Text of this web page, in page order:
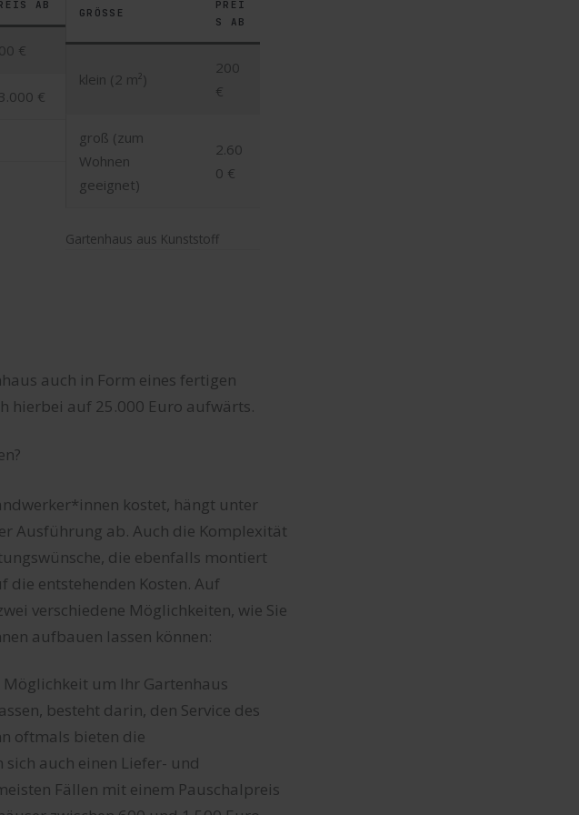
AB
€
€
GRÖSSE
PREI
S AB
klein (2 m²)
200
€
groß (zum
Wohnen
geeignet)
2.60
0 €
Gartenhaus aus Kunststoff
auch in Form eines fertigen
hierbei auf 25.000 Euro aufwärts.
kostet, hängt unter
Ausführung ab. Auch die Komplexität
die ebenfalls montiert
die entstehenden Kosten. Auf
verschiedene Möglichkeiten, wie Sie
aufbauen lassen können:
Möglichkeit um Ihr Gartenhaus
besteht darin, den Service des
oftmals bieten die
auch einen Liefer- und
Fällen mit einem Pauschalpreis